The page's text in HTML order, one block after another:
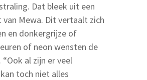
Dat bleek uit een
Mewa. Dit vertaalt zich
en donkergrijze of
of neon wensten de
al zijn er veel
toch niet alles